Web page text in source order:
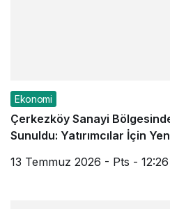
Ekonomi
Çerkezköy Sanayi
Sunuldu: Yatırımcılar İçin
13 Temmuz 2026 - Pts - 12:26